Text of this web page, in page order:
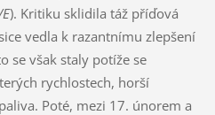
). Kritiku sklidila táž příďová
vedla k razantnímu zlepšení
se však staly potíže se
rychlostech, horší
Poté, mezi 17. únorem a